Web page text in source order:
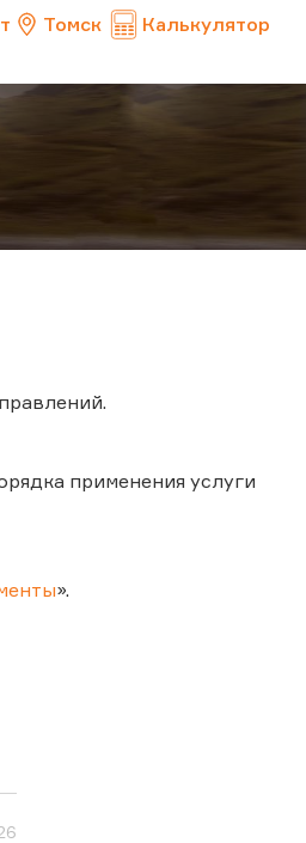
Томск Калькулятор
применения услуги
».